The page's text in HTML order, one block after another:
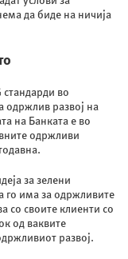
да биде на ничија
во
одржлив развој на
на Банката е во
одржливи
за зелени
го има за одржливите
со своите клиенти со
од ваквите
развој.